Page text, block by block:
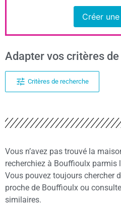
Créer
Adapter vos critères
Critères de recherche
Vous n’avez pas trouvé la
recherchiez à Bouffioulx parmis
Vous pouvez toujours chercher
proche de Bouffioulx ou
similaires.